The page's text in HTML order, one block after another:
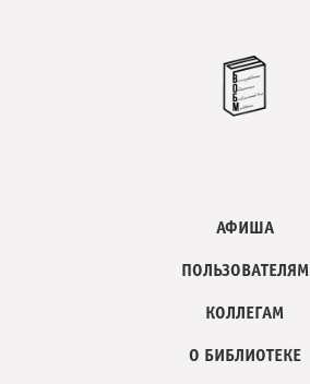
АФИША
ПОЛЬЗОВАТЕЛЯМ
КОЛЛЕГАМ
О БИБЛИОТЕКЕ